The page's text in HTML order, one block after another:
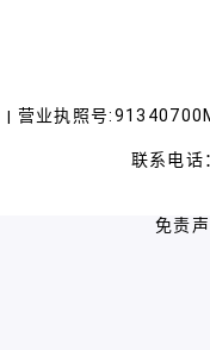
| 营业执照号
联系电
免责